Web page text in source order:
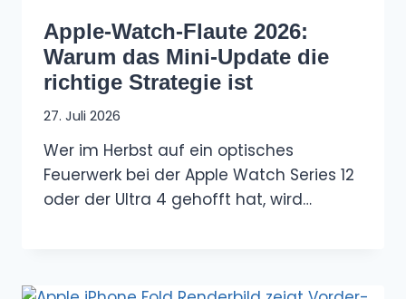
Apple-Watch-Flaute 2026:
Warum das Mini-Update die
richtige Strategie ist
27. Juli 2026
Wer im Herbst auf ein optisches
Feuerwerk bei der Apple Watch Series 12
oder der Ultra 4 gehofft hat, wird…